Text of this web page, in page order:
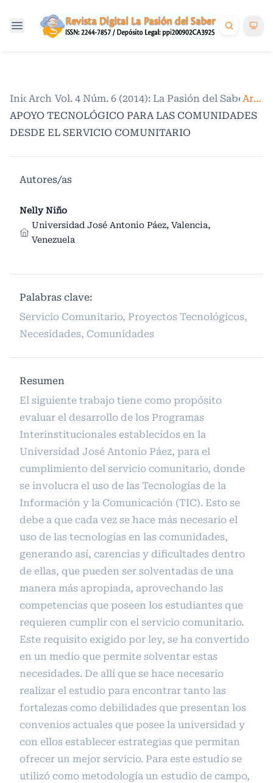
Inicio /
Archivos /
Vol. 4 Núm. 6 (2014): La Pasión del Saber.Artículos
APOYO TECNOLÓGICO PARA LAS COMUNIDADES
DESDE EL SERVICIO COMUNITARIO
Autores/as
Nelly Niño
Universidad José Antonio Páez, Valencia,
Venezuela
Palabras clave:
Servicio Comunitario, Proyectos Tecnológicos,
Necesidades, Comunidades
Resumen
El siguiente trabajo tiene como propósito
evaluar el desarrollo de los Programas
Interinstitucionales establecidos en la
Universidad José Antonio Páez, para el
cumplimiento del servicio comunitario, donde
se involucra el uso de las Tecnologías de la
Información y la Comunicación (TIC). Esto se
debe a que cada vez se hace más necesario el
uso de las tecnologías en las comunidades,
generando así, carencias y dificultades dentro
de ellas, que pueden ser solventadas de una
manera más apropiada, aprovechando las
competencias que poseen los estudiantes que
requieren cumplir con el servicio comunitario.
Este requisito exigido por ley, se ha convertido
en un medio que permite solventar estas
necesidades. De allí que se hace necesario
realizar el estudio para encontrar tanto las
fortalezas como debilidades que presentan los
convenios actuales que posee la universidad y
con ellos establecer estrategias que permitan
ofrecer un mejor servicio. Para este estudio se
utilizó como metodología un estudio de campo,